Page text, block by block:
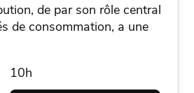
de par son rôle central
de consommation, a une
10h